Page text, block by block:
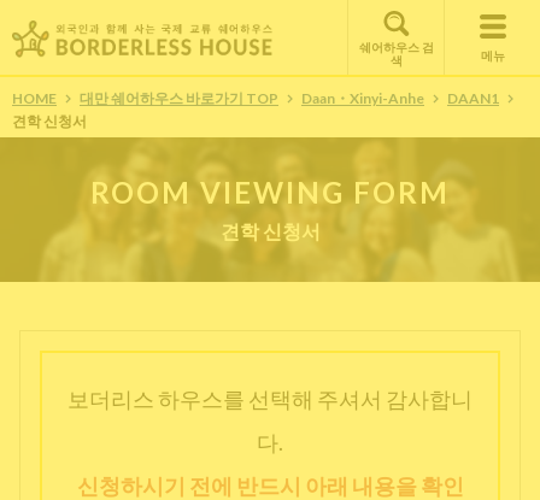
쉐어하우스 검
색
메뉴
HOME 대만 쉐어하우스 바로가기 TOP Daan・Xinyi-Anhe
DAAN1
견학 신청서
ROOM VIEWING FORM
견학 신청서
보더리스 하우스를 선택해 주셔서 감사합니
다.
신청하시기 전에 반드시 아래 내용을 확인